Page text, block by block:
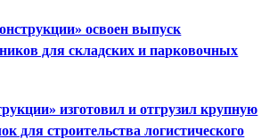
освоен выпуск
для складских и парковочных
изготовил и отгрузил крупную
для строительства логистического